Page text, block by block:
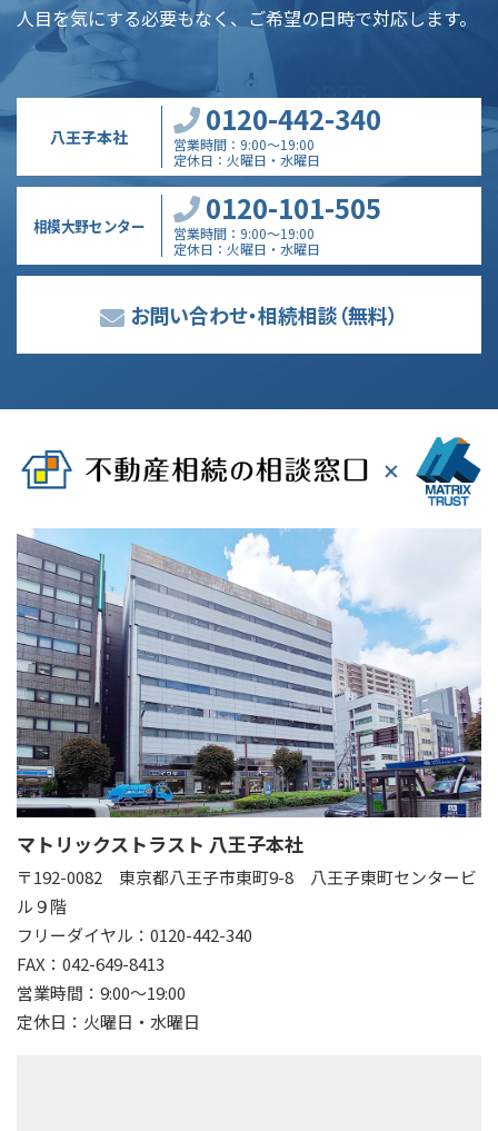
人目を気にする必要もなく、ご希望の日時で対応します。
八王子本社 0120-442-340
営業時間
9:00～19:00
定休日
火曜日・水曜日
相模大野センター 0120-101-505
営業時間
9:00～19:00
定休日
火曜日・水曜日
お問い合わせ・相続相談（無料）
マトリックストラスト 八王子本社
〒192-0082 東京都八王子市東町9-8 八王子東町センタービ
ル９階
フリーダイヤル：0120-442-340
FAX：042-649-8413
営業時間：9:00～19:00
定休日：火曜日・水曜日